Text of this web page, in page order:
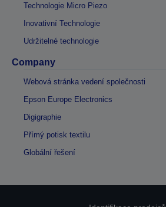
Technologie Micro Piezo
Inovativní Technologie
Udržitelné technologie
Company
Webová stránka vedení společnosti
Epson Europe Electronics
Digigraphie
Přímý potisk textilu
Globální řešení